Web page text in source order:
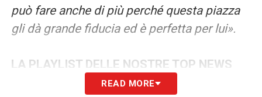
può fare anche di più perché questa piazza
gli dà grande fiducia ed è perfetta per lui».
LA PLAYLIST DELLE NOSTRE TOP NEWS
READ MORE